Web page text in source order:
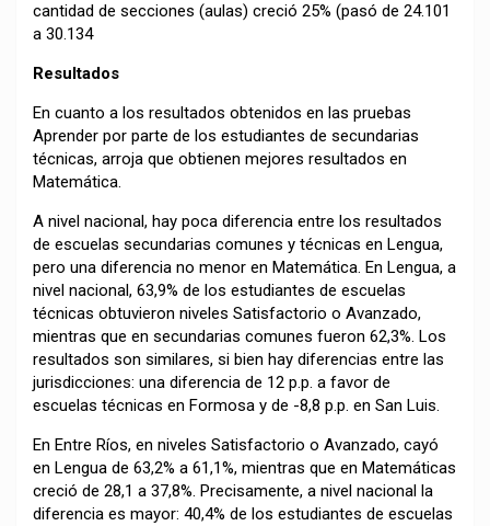
cantidad de secciones (aulas) creció 25% (pasó de 24.101
a 30.134
Resultados
En cuanto a los resultados obtenidos en las pruebas
Aprender por parte de los estudiantes de secundarias
técnicas, arroja que obtienen mejores resultados en
Matemática.
A nivel nacional, hay poca diferencia entre los resultados
de escuelas secundarias comunes y técnicas en Lengua,
pero una diferencia no menor en Matemática. En Lengua, a
nivel nacional, 63,9% de los estudiantes de escuelas
técnicas obtuvieron niveles Satisfactorio o Avanzado,
mientras que en secundarias comunes fueron 62,3%. Los
resultados son similares, si bien hay diferencias entre las
jurisdicciones: una diferencia de 12 p.p. a favor de
escuelas técnicas en Formosa y de -8,8 p.p. en San Luis.
En Entre Ríos, en niveles Satisfactorio o Avanzado, cayó
en Lengua de 63,2% a 61,1%, mientras que en Matemáticas
creció de 28,1 a 37,8%. Precisamente, a nivel nacional la
diferencia es mayor: 40,4% de los estudiantes de escuelas